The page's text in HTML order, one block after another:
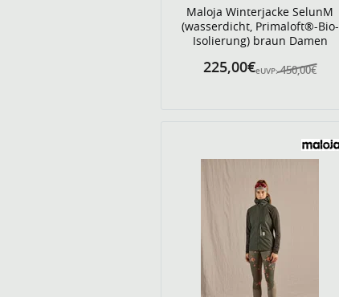
Maloja Winterjacke SelunM
(wasserdicht, Primaloft®-Bio-
Isolierung) braun Damen
eUVP: 450,00€
225,00€